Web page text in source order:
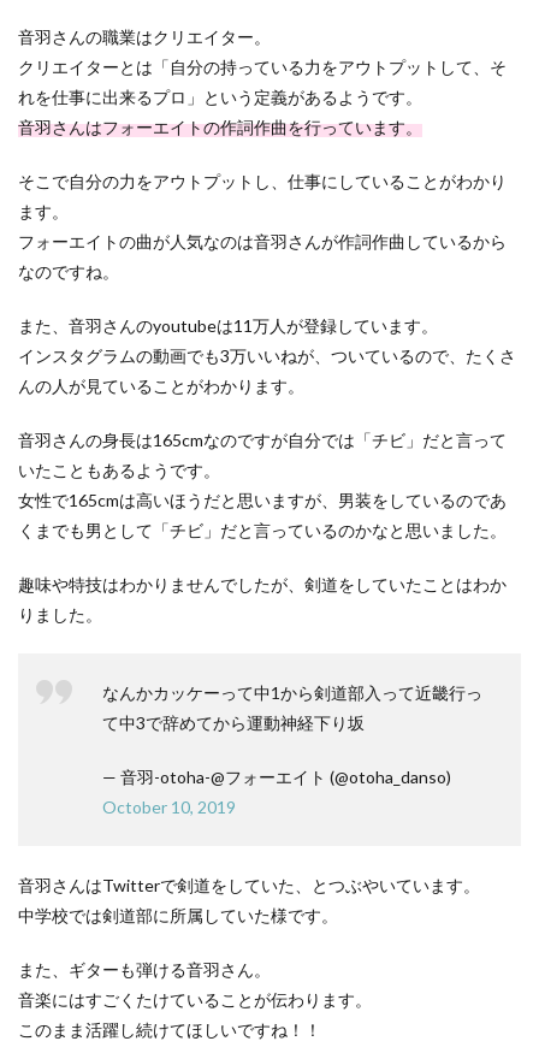
音羽さんの職業はクリエイター。
クリエイターとは「自分の持っている力をアウトプットして、そ
れを仕事に出来るプロ」という定義があるようです。
音羽さんはフォーエイトの作詞作曲を行っています。
そこで自分の力をアウトプットし、仕事にしていることがわかり
ます。
フォーエイトの曲が人気なのは音羽さんが作詞作曲しているから
なのですね。
また、音羽さんのyoutubeは11万人が登録しています。
インスタグラムの動画でも3万いいねが、ついているので、たくさ
んの人が見ていることがわかります。
音羽さんの身長は165cmなのですが自分では「チビ」だと言って
いたこともあるようです。
女性で165cmは高いほうだと思いますが、男装をしているのであ
くまでも男として「チビ」だと言っているのかなと思いました。
趣味や特技はわかりませんでしたが、剣道をしていたことはわか
りました。
なんかカッケーって中1から剣道部入って近畿行っ
て中3で辞めてから運動神経下り坂
— 音羽-otoha-@フォーエイト (@otoha_danso)
October 10, 2019
音羽さんはTwitterで剣道をしていた、とつぶやいています。
中学校では剣道部に所属していた様です。
また、ギターも弾ける音羽さん。
音楽にはすごくたけていることが伝わります。
このまま活躍し続けてほしいですね！！